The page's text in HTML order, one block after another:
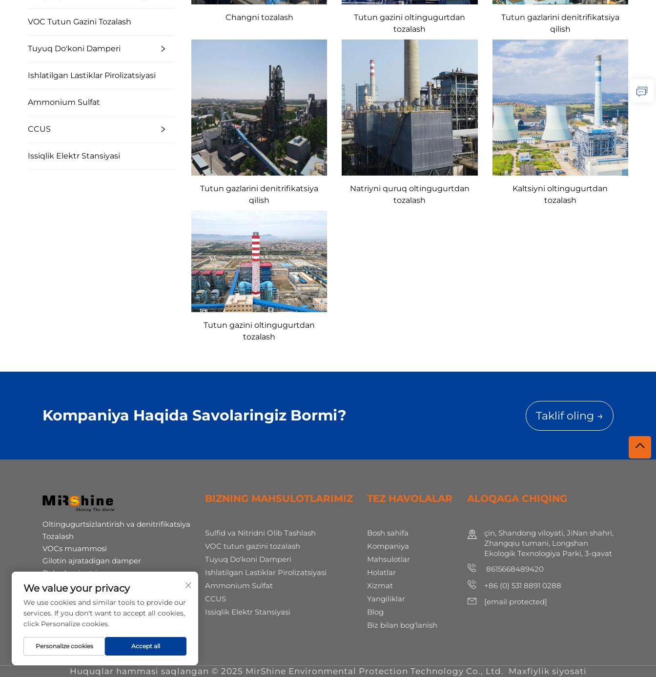
VOC Tutun Gazini Tozalash
Tuyuq Do'koni Damperi
Ishlatilgan Lastiklar Pirolizatsiyasi
Ammonium Sulfat
CCUS
Issiqlik Elektr Stansiyasi
Changni tozalash
Tutun gazini oltingugurtdan
tozalash
Tutun gazlarini denitrifikatsiya
qilish
Tutun gazlarini denitrifikatsiya
qilish
Natriyni quruq oltingugurtdan
tozalash
Kaltsiyni oltingugurtdan
tozalash
Tutun gazini oltingugurtdan
tozalash
Kompaniya Haqida Savolaringiz Bormi? Taklif oling →
Oltingugurtsizlantirish va denitrifikatsiya
Tozalash
VOCs muammosi
Gilotin ajratadigan damper
Dekarbonizatsiya
Humus kislotasi ko'proq ishlab chiqarish
Chiqindilarni shinalar pirolizi
Ishlash va turli xulosa
BIZNING MAHSULOTLARIMIZ
Sulfid va Nitridni Olib Tashlash
VOC tutun gazini tozalash
Tuyuq Do'koni Damperi
Ishlatilgan Lastiklar Pirolizatsiyasi
Ammonium Sulfat
CCUS
Issiqlik Elektr Stansiyasi
TEZ HAVOLALAR
Bosh sahifa
Kompaniya
Mahsulotlar
Holatlar
Xizmat
Yangiliklar
Blog
Biz bilan bog'lanish
ALOQAGA CHIQING
çin, Shandong viloyati, JiNan shahri,
Zhangqiu tumani, Longshan
Ekologik Texnologiya Parki, 3-qavat
8615668489420
+86 (0) 531 8891 0288
[email protected]
Huquqlar hammasi saqlangan © 2025 MirShine Environmental Protection Technology Co., Ltd. Maxfiylik siyosati
We value your privacy
We use cookies and similar tools to provide our
services. If you don't want to accept all cookies,
click Personalize cookies.
Personalize cookies Accept all